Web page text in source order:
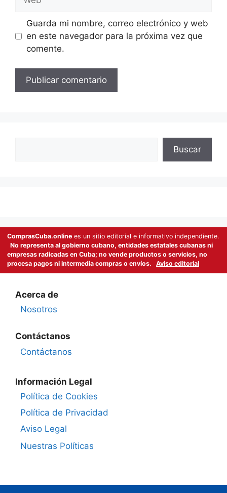
Guarda mi nombre, correo electrónico y web
en este navegador para la próxima vez que
comente.
Buscar
ComprasCuba.online es un sitio editorial e informativo independiente.
No representa al gobierno cubano, entidades estatales cubanas ni
empresas radicadas en Cuba; no vende productos o servicios, no
procesa pagos ni intermedia compras o envíos.
Aviso editorial
Acerca de
Nosotros
Contáctanos
Contáctanos
Información Legal
Política de Cookies
Política de Privacidad
Aviso Legal
Nuestras Políticas